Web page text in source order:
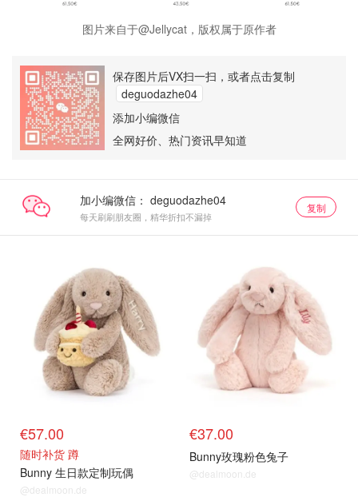
图片来自于@Jellycat，版权属于原作者
保存图片后VX扫一扫，或者点击复制
deguodazhe04
添加小编微信
全网好价、热门资讯早知道
加小编微信：
每天刷刷朋友圈，精华折扣不漏掉
复制
€57.00
随时补货 蹲
Bunny 生日款定制玩偶
@dealmoon.de
€37.00
Bunny玫瑰粉色兔子
@dealmoon.de